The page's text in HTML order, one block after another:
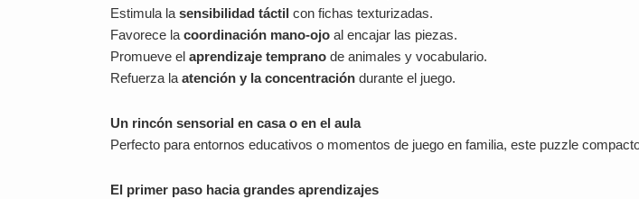
Estimula la sensibilidad táctil con fichas texturizadas.
Favorece la coordinación mano-ojo al encajar las piezas.
Promueve el aprendizaje temprano de animales y vocabulario.
Refuerza la atención y la concentración durante el juego.
Un rincón sensorial en casa o en el aula
Perfecto para entornos educativos o momentos de juego en familia, este puzzle
El primer paso hacia grandes aprendizajes